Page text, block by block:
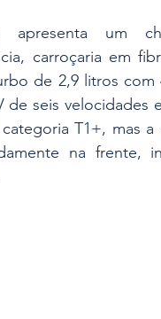
um
carroçaria em
de 2,9 litros com
de seis
T1+, mas a
na frente,